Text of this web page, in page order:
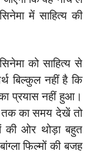
में साहित्य की
को साहित्य से
बिल्कुल नहीं है कि
प्रयास नहीं हुआ।
का समय देखें तो
की ओर थोड़ा बहुत
फिल्मों की बजह